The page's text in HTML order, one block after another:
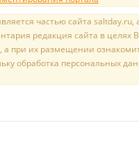
частью сайта saltday.ru,
редакция сайта в целях
при их размещении
обработка персональных